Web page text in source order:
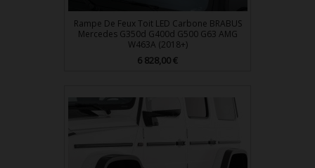
Rampe De Feux Toit LED Carbone BRABUS
Mercedes G350d G400d G500 G63 AMG
W463A (2018+)
Prix
6 828,00 €